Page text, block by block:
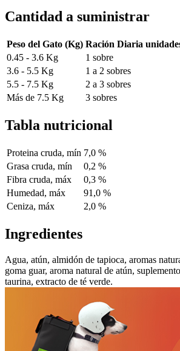
Cantidad a suministrar
Peso del Gato (Kg) Ración Diaria
0.45 - 3.6 Kg
1 sobre
3.6 - 5.5 Kg
1 a 2 sobres
5.5 - 7.5 Kg
2 a 3 sobres
Más de 7.5 Kg
3 sobres
Tabla nutricional
Proteina cruda, mín 7,0 %
Grasa cruda, mín
0,2 %
Fibra cruda, máx
0,3 %
Humedad, máx
91,0 %
Ceniza, máx
2,0 %
Ingredientes
Agua, atún, almidón de tapioca, aromas
goma guar, aroma natural de atún,
taurina, extracto de té verde.